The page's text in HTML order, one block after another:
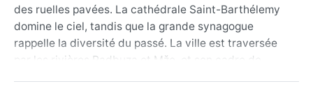
des ruelles pavées. La cathédrale Saint-Barthélemy
domine le ciel, tandis que la grande synagogue
rappelle la diversité du passé. La ville est traversée
par les rivières Radbuza et Mže, et son cadre de